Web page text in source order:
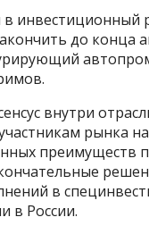
инвестиционный
до конца
внутри
рынка
в
в России.